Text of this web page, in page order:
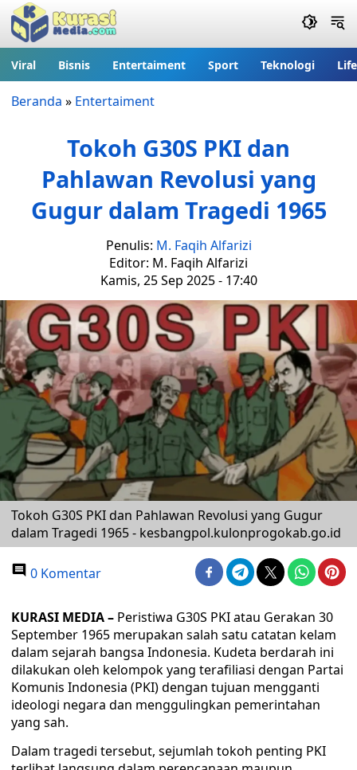
Viral Bisnis Entertaiment Sport Teknologi
Beranda » Entertaiment
Tokoh G30S PKI dan
Pahlawan Revolusi yang
Gugur dalam Tragedi 1965
Penulis: M. Faqih Alfarizi
Editor: M. Faqih Alfarizi
Kamis, 25 Sep 2025 - 17:40
Tokoh G30S PKI dan Pahlawan Revolusi yang Gugur
dalam Tragedi 1965 - kesbangpol.kulonprogokab.go.id
0 Komentar
KURASI MEDIA – Peristiwa G30S PKI atau Gerakan 30
September 1965 merupakan salah satu catatan kelam
dalam sejarah bangsa Indonesia. Kudeta berdarah ini
dilakukan oleh kelompok yang terafiliasi dengan Partai
Komunis Indonesia (PKI) dengan tujuan mengganti
ideologi negara dan menggulingkan pemerintahan
yang sah.
Dalam tragedi tersebut, sejumlah tokoh penting PKI